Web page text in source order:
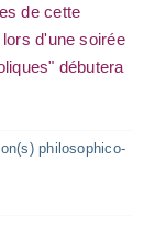
de cette
d'une soirée
débutera
philosophico-